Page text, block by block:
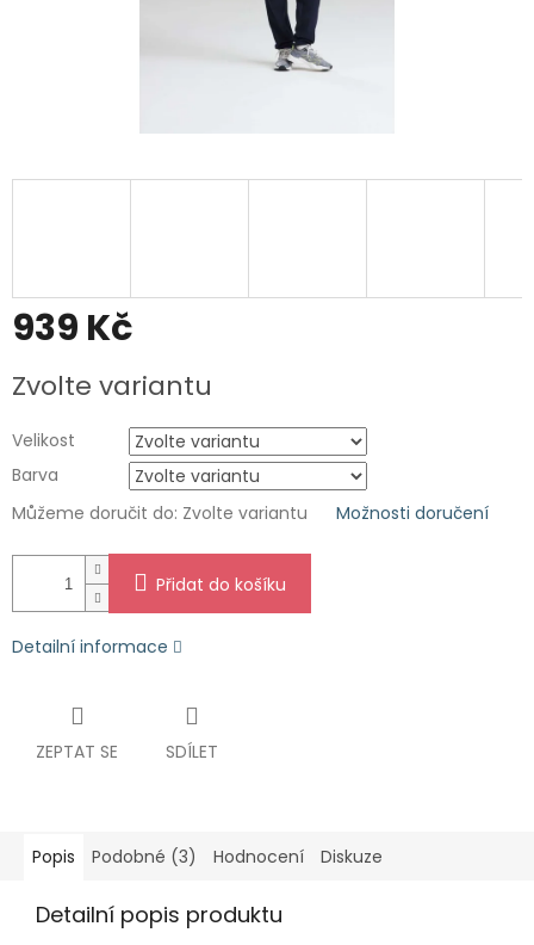
939 Kč
cena:
Zvolte variantu
Velikost
Barva
Můžeme doručit do: Zvolte variantu Možnosti doručení
Přidat do košíku
Detailní informace
ZEPTAT SE SDÍLET
Popis Podobné (3) Hodnocení Diskuze
Detailní popis produktu